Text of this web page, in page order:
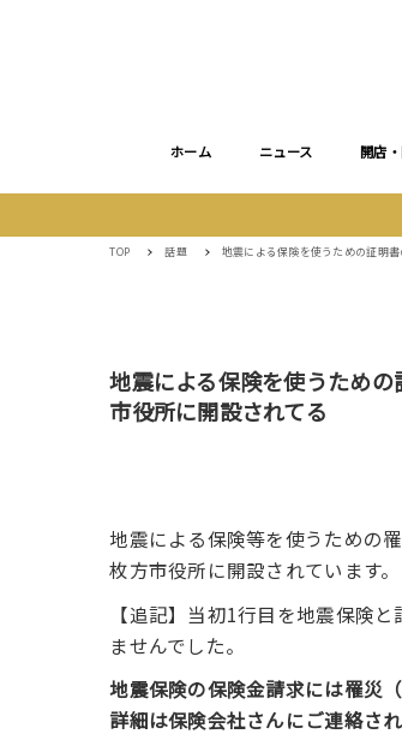
ホーム ニュース 開店
TOP 話題 地震による保険を使うための証明
地震による保険を使うため
市役所に開設されてる
地震による保険等を使うための
枚方市役所に開設されています。
【追記】当初1行目を地震保険
ませんでした。
地震保険の保険金請求には罹災
詳細は保険会社さんにご連絡さ